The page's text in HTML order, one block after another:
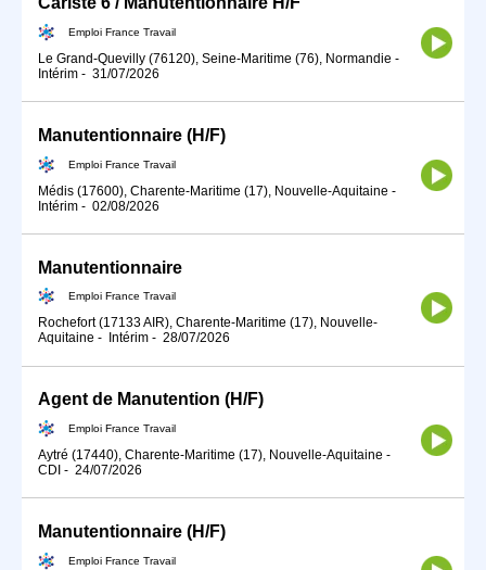
Emploi France Travail
Le Grand-Quevilly (76120), Seine-Maritime (76), Normandie -
Intérim - 31/07/2026
Manutentionnaire (H/F)
Emploi France Travail
Médis (17600), Charente-Maritime (17), Nouvelle-Aquitaine -
Intérim - 02/08/2026
Manutentionnaire
Emploi France Travail
Rochefort (17133 AIR), Charente-Maritime (17), Nouvelle-
Aquitaine - Intérim - 28/07/2026
Agent de Manutention (H/F)
Emploi France Travail
Aytré (17440), Charente-Maritime (17), Nouvelle-Aquitaine -
CDI - 24/07/2026
Manutentionnaire (H/F)
Emploi France Travail